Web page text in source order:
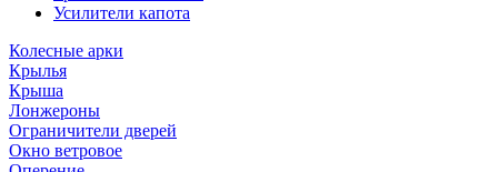
Усилители капота
Колесные арки
Крылья
Крыша
Лонжероны
Ограничители дверей
Окно ветровое